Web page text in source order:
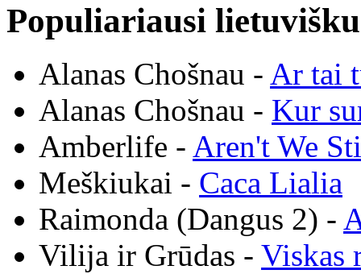
Populiariausi
Alanas Chošnau - Ar tai
Alanas Chošnau - Kur
Amberlife - Aren't We
Meškiukai - Caca Lialia
Raimonda (Dangus 2) -
Vilija ir Grūdas - Viskas